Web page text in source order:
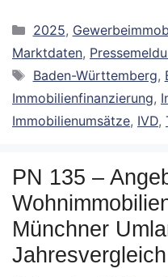
Kategorien
2025,
Marktdaten,
Schlagwörter
Baden-Württemberg,
Immobilienfinanzierung,
Immobilienumsätze, IVD,
PN 135 –
Münchner